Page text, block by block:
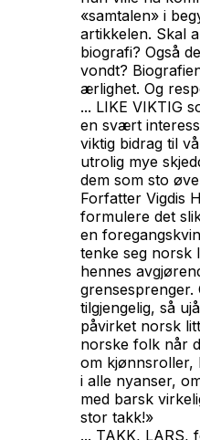
«samtalen» i
artikkelen. Skal
biografi? Også
vondt?
ærlighet. Og
... LIKE VIKTIG
en svært
viktig bidrag til
utrolig mye
dem som sto
Forfatter Vigdis
formulere det
en
tenke seg norsk
hennes
tilgjengelig, så
påvirket norsk
norske folk når
om kjønnsroller,
i alle nyanser,
med barsk
stor takk!»
... TAKK, LARS,